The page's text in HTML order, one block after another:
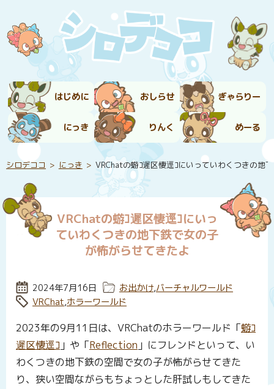
はじめに おしらせ ぎゃらりー
にっき りんく めーる
シロデココ にっき VRChatの蝣ｺ遲区悽逕ｺにいっていわくつきの地
VRChatの蝣ｺ遲区悽逕ｺにいっ
ていわくつきの地下鉄で女の子
が怖がらせてきたよ
投稿日:
2024年7月16日 カテゴリー:
お出かけ,バーチャルワールド
タグ:
VRChat,ホラーワールド
2023年の9月11日は、VRChatのホラーワールド「蝣ｺ
遲区悽逕ｺ 」や「Reflection 」にフレンドといって、い
わくつきの地下鉄の空間で女の子が怖がらせてきた
り、狭い空間ながらもちょっとした肝試しもしてきた